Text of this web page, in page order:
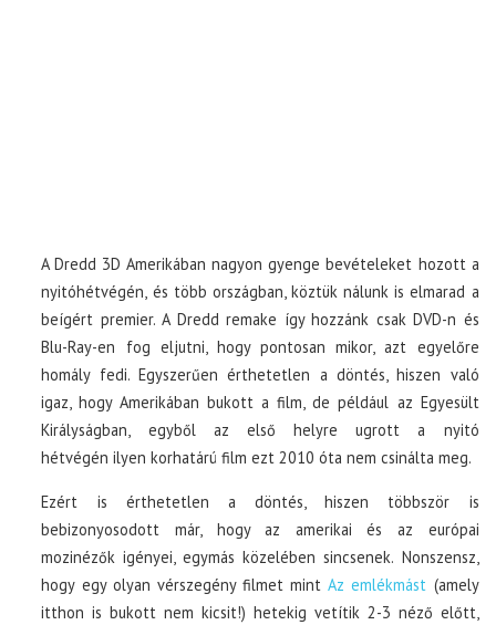
A Dredd 3D Amerikában nagyon gyenge bevételeket hozott a
nyitóhétvégén, és több országban, köztük nálunk is elmarad a
beígért premier. A Dredd remake így hozzánk csak DVD-n és
Blu-Ray-en fog eljutni, hogy pontosan mikor, azt egyelőre
homály fedi. Egyszerűen érthetetlen a döntés, hiszen való
igaz, hogy Amerikában bukott a film, de például az Egyesült
Királyságban, egyből az első helyre ugrott a nyitó
hétvégén ilyen korhatárú film ezt 2010 óta nem csinálta meg.
Ezért is érthetetlen a döntés, hiszen többször is
bebizonyosodott már, hogy az amerikai és az európai
mozinézők igényei, egymás közelében sincsenek. Nonszensz,
hogy egy olyan vérszegény filmet mintAz emlékmást (amely
itthon is bukott nem kicsit!) hetekig vetítik 2-3 néző előtt,